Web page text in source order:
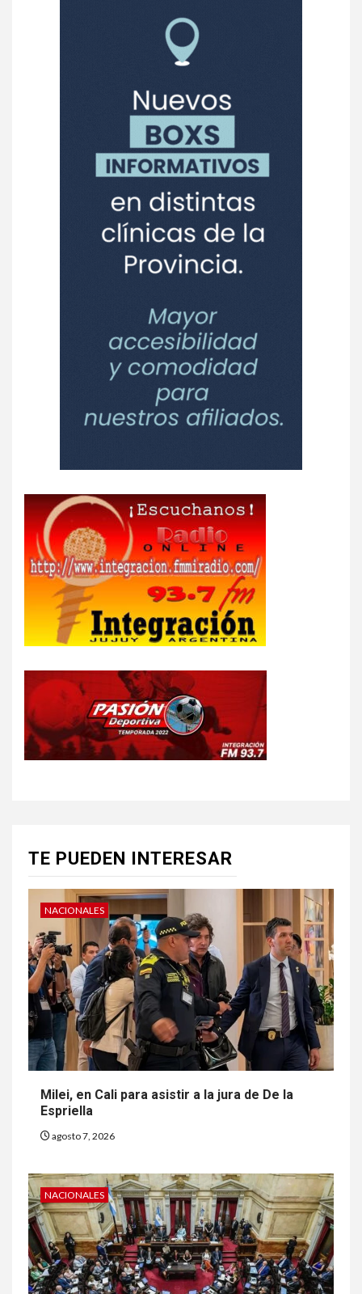
TE PUEDEN INTERESAR
NACIONALES
Milei, en Cali para asistir a la jura de De la
Espriella
agosto 7, 2026
NACIONALES